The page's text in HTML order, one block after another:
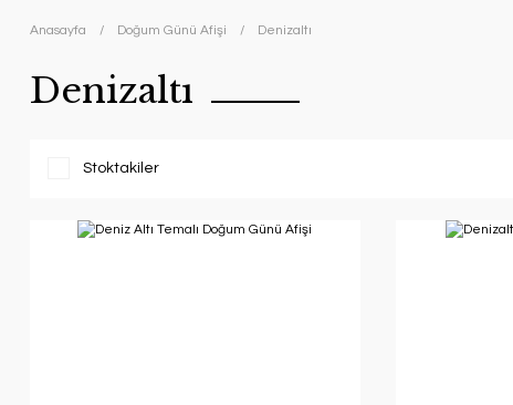
Anasayfa Doğum Günü Afişi Denizaltı
Denizaltı
Stoktakiler